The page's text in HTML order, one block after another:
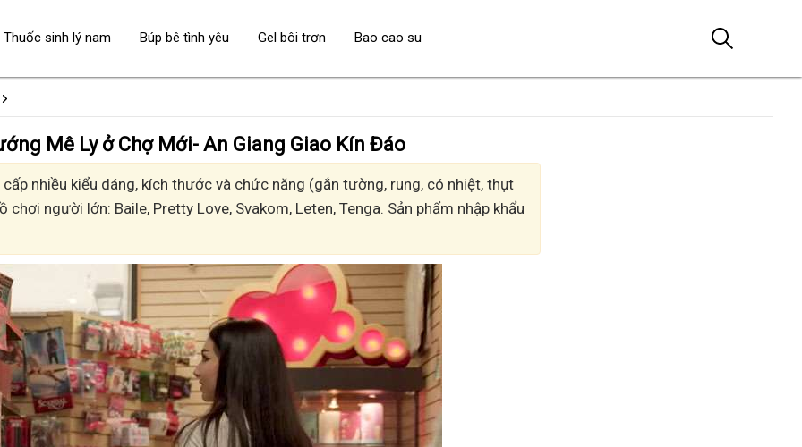
Mê Ly ở Chợ Mới- An Giang Giao Kín Đáo
nhiều kiểu dáng, kích thước và chức năng (gắn tường, rung, có nhiệt, thụt
người lớn: Baile, Pretty Love, Svakom, Leten, Tenga. Sản phẩm nhập khẩu
Thuốc sinh lý nam Búp bê tình yêu Gel bôi trơn Bao cao su